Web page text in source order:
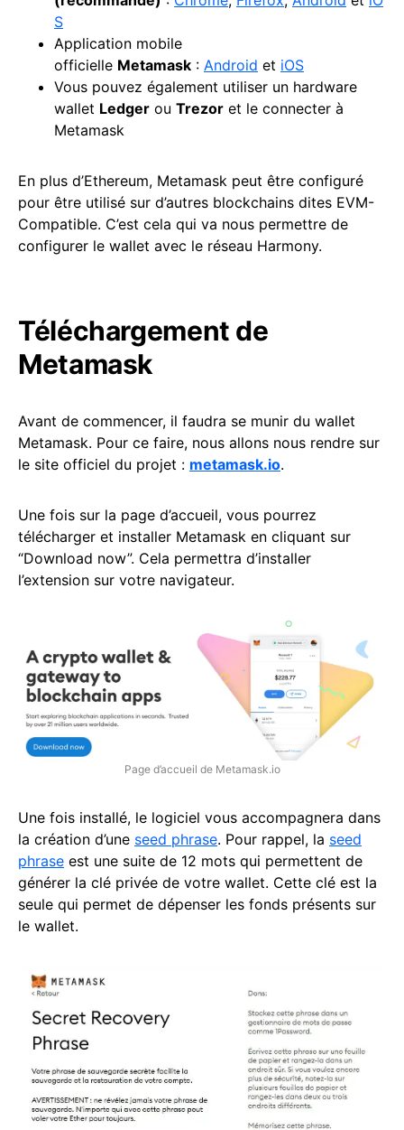
S
Application mobile
officielle Metamask : Android et iOS
Vous pouvez également utiliser un hardware
wallet Ledger ou Trezor et le connecter à
Metamask
En plus d’Ethereum, Metamask peut être configuré
pour être utilisé sur d’autres blockchains dites EVM-
Compatible. C’est cela qui va nous permettre de
configurer le wallet avec le réseau Harmony.
Téléchargement de
Metamask
Avant de commencer, il faudra se munir du wallet
Metamask. Pour ce faire, nous allons nous rendre sur
le site officiel du projet : metamask.io.
Une fois sur la page d’accueil, vous pourrez
télécharger et installer Metamask en cliquant sur
“Download now”. Cela permettra d’installer
l’extension sur votre navigateur.
Page d’accueil de Metamask.io
Une fois installé, le logiciel vous accompagnera dans
la création d’une seed phrase. Pour rappel, la seed
phrase est une suite de 12 mots qui permettent de
générer la clé privée de votre wallet. Cette clé est la
seule qui permet de dépenser les fonds présents sur
le wallet.